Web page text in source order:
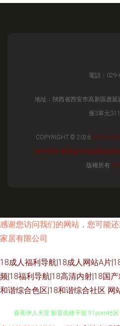
電話：
地址：陜西省西安市高新區唐延
座3單元
COPYRIGHT © 2026
軟件研發 陜西益科拓瑞網絡科
版權所有
感谢您访问我们的网站，您可能
家居有限公司
18成人福利导航|18成人网站A片
频|18福利导航|18高清内射|18国
和谐综合色区|18和谐综合社区 网